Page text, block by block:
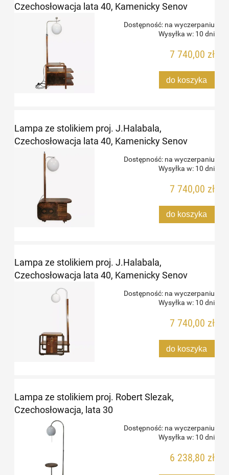
Czechosłowacja lata 40, Kamenicky Senov
Dostępność: na wyczerpaniu
Wysyłka w: 10 dni
7 740,00 zł
do koszyka
Lampa ze stolikiem proj. J.Halabala,
Czechosłowacja lata 40, Kamenicky Senov
Dostępność: na wyczerpaniu
Wysyłka w: 10 dni
7 740,00 zł
do koszyka
Lampa ze stolikiem proj. J.Halabala,
Czechosłowacja lata 40, Kamenicky Senov
Dostępność: na wyczerpaniu
Wysyłka w: 10 dni
7 740,00 zł
do koszyka
Lampa ze stolikiem proj. Robert Slezak,
Czechosłowacja, lata 30
Dostępność: na wyczerpaniu
Wysyłka w: 10 dni
6 238,80 zł